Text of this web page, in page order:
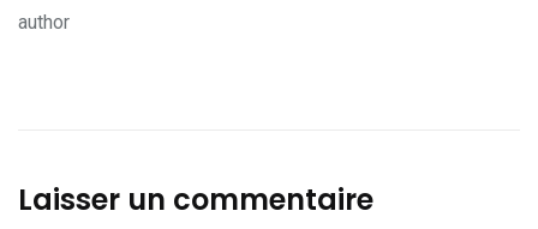
author
Laisser un commentaire